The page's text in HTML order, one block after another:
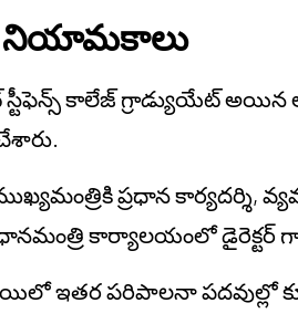
నియామకాలు
స్టీఫెన్స్ కాలేజ్ గ్రాడ్యుయేట్
ప్రధాన కార్యదర్శి,
కార్యాలయంలో డైరెక్టర్
ఇతర పరిపాలనా పదవుల్లో